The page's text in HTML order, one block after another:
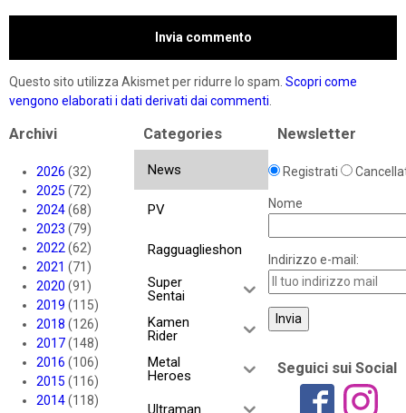
Questo sito utilizza Akismet per ridurre lo spam. Scopri come
vengono elaborati i dati derivati dai commenti.
Archivi
2026 (32)
2025 (72)
2024(68)
2023 (79)
2022(62)
2021 (71)
2020 (91)
2019 (115)
2018 (126)
2017(148)
2016 (106)
2015 (116)
2014(118)
Categories
News
PV
Ragguaglieshon
Super
Sentai
Kamen
Rider
Metal
Heroes
Ultraman
Newsletter
Registrati
Nome
Indirizzo e-mail:
Seguici sui Social